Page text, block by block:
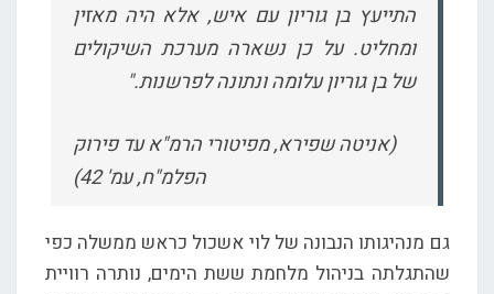
התייעץ בן גוריון עם איש, אלא היה מאזין
ומחליט. על כן נשארה מערכת השיקולים
של בן גוריון עלומה ונתונה לפרשנות."
(אניטה שפירא, מפיטורי הרמ"א עד פירוק
הפלמ"ח, עמ' 42)
גם מנהיגותו הנבונה של לוי אשכול כראש ממשלה כפי
שהתגלתה בניהול מלחמת ששת הימים, נותרה רוויית